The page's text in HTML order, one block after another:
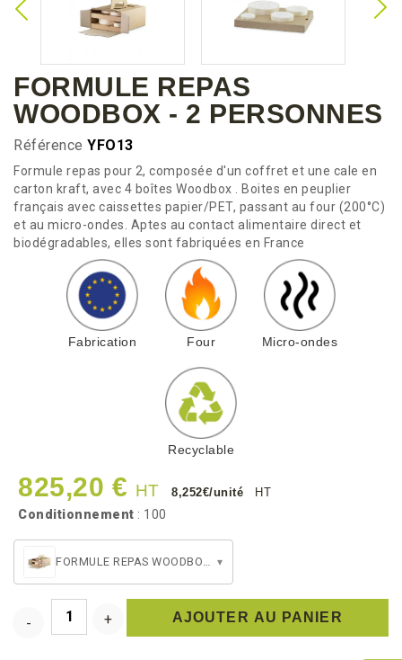
FORMULE REPAS
WOODBOX - 2 PERSONNES
Référence YFO13
Formule repas pour 2, composée d'un coffret et une cale en
carton kraft, avec 4 boîtes Woodbox . Boites en peuplier
français avec caissettes papier/PET, passant au four (200°C)
et au micro-ondes. Aptes au contact alimentaire direct et
biodégradables, elles sont fabriquées en France
Fabrication Four Micro-ondes
Recyclable
825,20 € HT 8,252€/unité HT
Conditionnement : 100
▾
AJOUTER AU PANIER